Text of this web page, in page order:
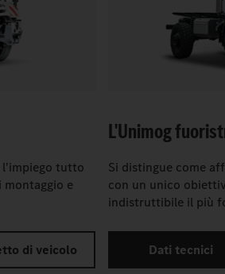
l'impiego tutto
montaggio e
di veicolo
L'Unimog
Si distingue come
con un unico
indistruttibile il più
Dati tecnici